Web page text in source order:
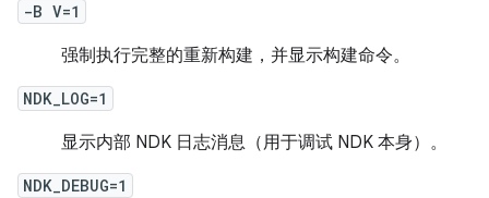
-B V=1
强制执行完整的重新构建，并显示构建命令。
NDK_LOG=1
显示内部 NDK 日志消息（用于调试 NDK 本身）。
NDK_DEBUG=1